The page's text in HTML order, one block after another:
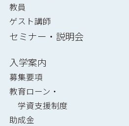
教員
ゲスト講師
セミナー・説明会
入学案内
募集要項
教育ローン・
学資支援制度
助成金